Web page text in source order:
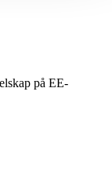
på EE-